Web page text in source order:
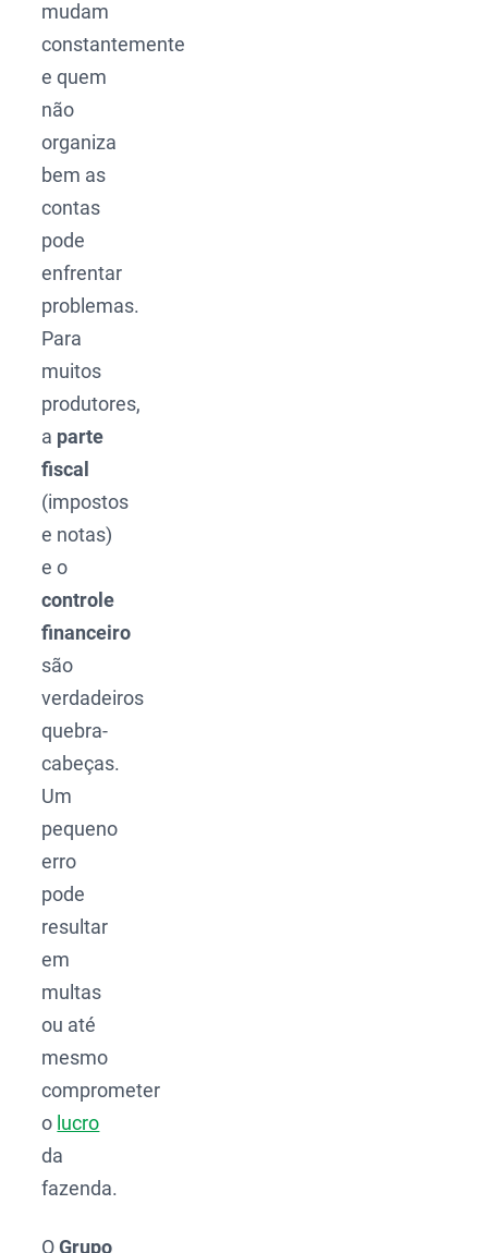
mudam
constantemente
e quem
não
organiza
bem as
contas
pode
enfrentar
problemas.
Para
muitos
produtores,
a parte
fiscal
(impostos
e notas)
e o
controle
financeiro
são
verdadeiros
quebra-
cabeças.
Um
pequeno
erro
pode
resultar
em
multas
ou até
mesmo
comprometer
o lucro
da
fazenda.
OGrupo